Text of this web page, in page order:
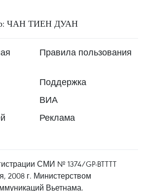
ЧАН ТИЕН ДУАН
Правила пользования
Поддержка
ВИА
Реклама
СМИ № 1374/GP-BTTTT
2008 г. Министерством
Вьетнама.